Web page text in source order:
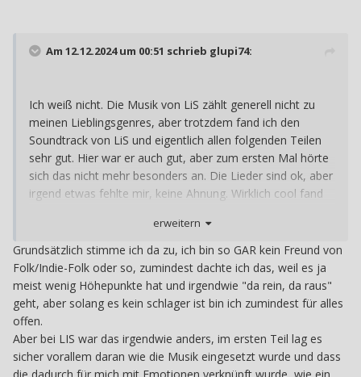
Am 12.12.2024 um 00:51 schrieb glupi74:
Ich weiß nicht. Die Musik von LiS zählt generell nicht zu
meinen Lieblingsgenres, aber trotzdem fand ich den
Soundtrack von LiS und eigentlich allen folgenden Teilen
sehr gut. Hier war er auch gut, aber zum ersten Mal hörte
sich das nicht mehr besonders an. Die Lieder sind ok, aber
irgend etwas fehlte mir, keine Ahnung. Wirklich cool fand
das erste Mal auf dem Foto sieht.
erweitern
Grundsätzlich stimme ich da zu, ich bin so GAR kein Freund von
Folk/Indie-Folk oder so, zumindest dachte ich das, weil es ja
meist wenig Höhepunkte hat und irgendwie "da rein, da raus"
geht, aber solang es kein schlager ist bin ich zumindest für alles
offen.
Aber bei LIS war das irgendwie anders, im ersten Teil lag es
sicher vorallem daran wie die Musik eingesetzt wurde und dass